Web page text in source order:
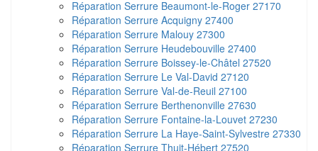
Réparation Serrure Beaumont-le-Roger 27170
Réparation Serrure Acquigny 27400
Réparation Serrure Malouy 27300
Réparation Serrure Heudebouville 27400
Réparation Serrure Boissey-le-Châtel 27520
Réparation Serrure Le Val-David 27120
Réparation Serrure Val-de-Reuil 27100
Réparation Serrure Berthenonville 27630
Réparation Serrure Fontaine-la-Louvet 27230
Réparation Serrure La Haye-Saint-Sylvestre 27330
Réparation Serrure Thuit-Hébert 27520